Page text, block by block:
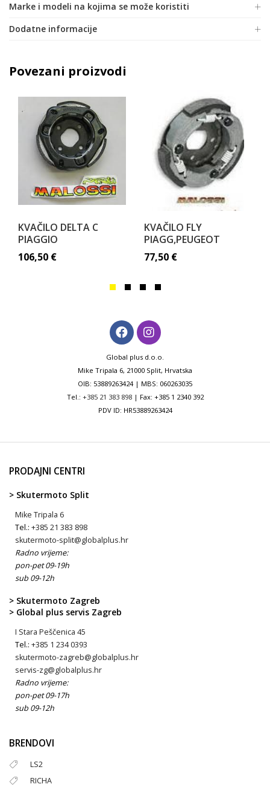
Marke i modeli na kojima se može koristiti
Dodatne informacije
Povezani proizvodi
KVAČILO DELTA C
PIAGGIO
106,50 €
KVAČILO FLY
PIAGG,PEUGEOT
77,50 €
Global plus d.o.o.
Mike Tripala 6, 21000 Split, Hrvatska
OIB: 53889263424 | MBS: 060263035
Tel.: +385 21 383 898| Fax: +385 1 2340 392
PDV ID: HR53889263424
PRODAJNI CENTRI
> Skutermoto Split
Mike Tripala 6
Tel.: +385 21 383 898
skutermoto-split@globalplus.hr
Radno vrijeme:
pon-pet 09-19h
sub 09-12h
> Skutermoto Zagreb
> Global plus servis Zagreb
I Stara Peščenica 45
Tel.: +385 1 234 0393
skutermoto-zagreb@globalplus.hr
servis-zg@globalplus.hr
Radno vrijeme:
pon-pet 09-17h
sub 09-12h
BRENDOVI
LS2
RICHA